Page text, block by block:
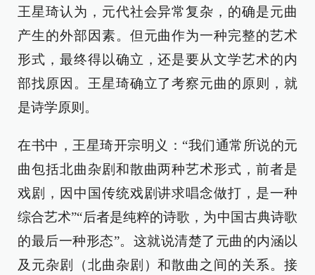
王星琦认为，元代社会异常复杂，的确是元曲
产生的外部因素。但元曲作为一种完整的艺术
形式，最终得以确立，还是要从文学艺术的内
部找原因。王星琦确立了考察元曲的原则，就
是诗学原则。
在书中，王星琦开宗明义：“我们通常所说的元
曲包括北曲杂剧和散曲两种艺术形式，前者是
戏剧，因中国传统戏剧讲求唱念做打，是一种
综合艺术”“后者是纯粹的诗歌，为中国古典诗歌
的最后一种形态”。这就说清楚了元曲的内涵以
及元杂剧（北曲杂剧）和散曲之间的关系。接